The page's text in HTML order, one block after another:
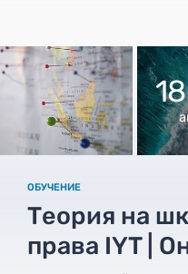
ОБУЧЕНИЕ
Теория на
права IYT |